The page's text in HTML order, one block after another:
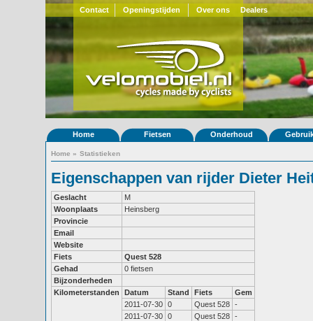
Contact Openingstijden Over ons Dealers
Home Fietsen Onderhoud
Home » Statistieken
Eigenschappen van rijder Dieter
Geslacht
M
Woonplaats
Heinsberg
Provincie
Email
Website
Fiets
Quest 528
Gehad
0 fietsen
Bijzonderheden
Kilometerstanden
Datum Stand Fiets
Gem
2011-07-30 0 Quest 528 -
2011-07-30 0 Quest 528 -